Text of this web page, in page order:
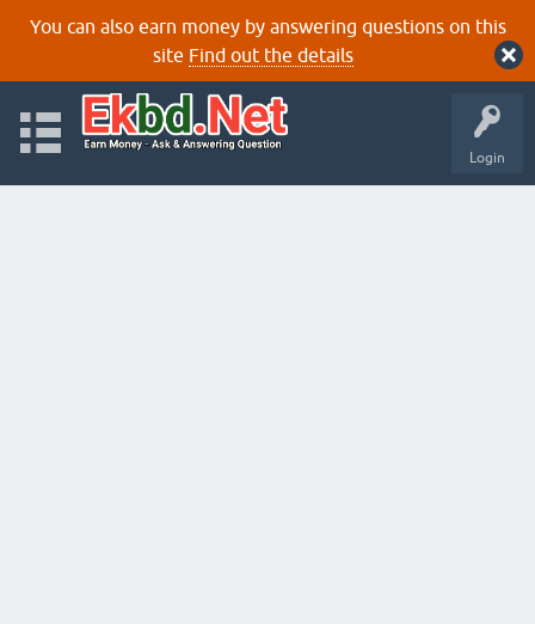
You can also earn money by answering questions on this
site Find out the details
Login